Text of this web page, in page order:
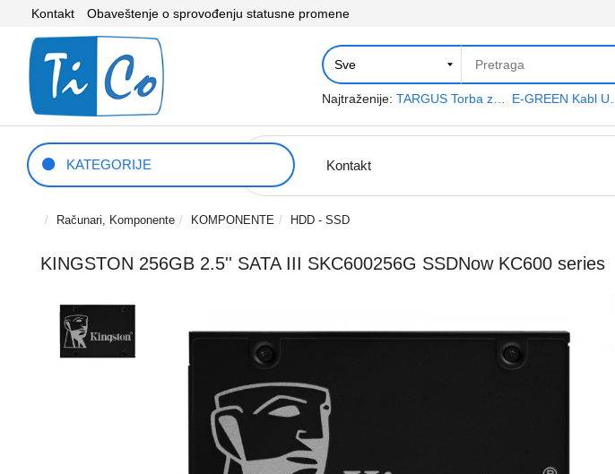
Kontakt Obaveštenje o sprovođenju statusne promene
Najtraženije: TARGUS Torba za notebook 15.6" TAR300
KATEGORIJE Kontakt
Računari, Komponente KOMPONENTE HDD - SSD
KINGSTON 256GB 2.5'' SATA III SKC600256G SSDNow KC600 series